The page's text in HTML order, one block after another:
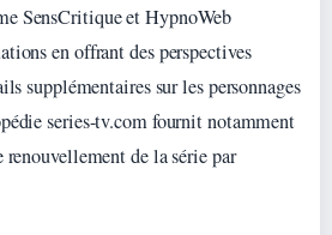
SensCritique et HypnoWeb
en offrant des perspectives
supplémentaires sur les personnages
series-tv.com fournit notamment
de la série par